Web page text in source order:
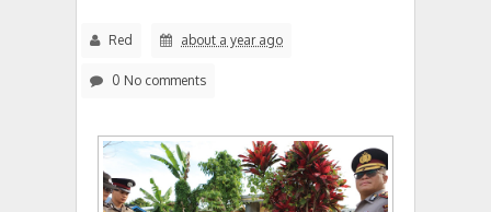
Red about a year ago
0 No comments